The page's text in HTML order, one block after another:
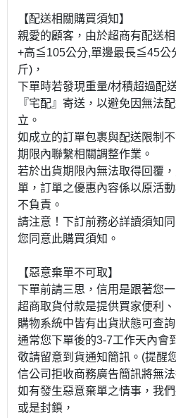
【配送相關購買須知】
親愛的顧客，由於超商有配送
+高≦105公分,單邊最長≦45公
斤)，
下單時若發現重量/材積超過配
『宅配』寄送，以避免因無法
立。
如成立的訂單包裹與配送限制
期限內聯繫相關調整作業。
若於出貨期限內無法取得回覆
單，訂單之優惠內容係以原活
不負責。
請注意！下訂前務必詳讀須知
您同意此購買須知。
【惡意棄單不可取】
下單前請三思，信用是跟著您一
超商取貨付款是提供買家便利
購物系統中皆有出貨狀態可查詢
通常您下單後的3-7工作天內會
敬請留意到貨通知簡訊。(提醒
信公司拒收商務廣告簡訊將無
如有發生惡意棄單之情事，我
或是封鎖，